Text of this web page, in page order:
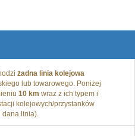
żadna linia kolejowa
lub towarowego. Poniżej
10 km wraz z ich typem i
kolejowych/przystanków
dana linia).